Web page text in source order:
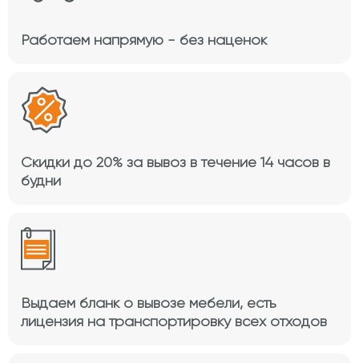
Работаем напрямую - без наценок
Скидки до 20% за вывоз в течение 14 часов в
будни
Выдаем бланк о вывозе мебели, есть
лицензия на транспортировку всех отходов